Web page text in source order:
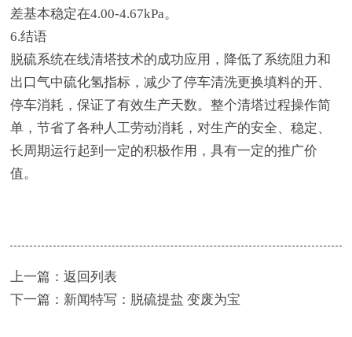
差基本稳定在4.00-4.67kPa。
6.结语
脱硫系统在线清塔技术的成功应用，降低了系统阻力和
出口气中硫化氢指标，减少了停车清洗更换填料的开、
停车消耗，保证了有效生产天数。整个清塔过程操作简
单，节省了各种人工劳动消耗，对生产的安全、稳定、
长周期运行起到一定的积极作用，具有一定的推广价
值。
上一篇：返回列表
下一篇： 新闻特写：脱硫提盐 变废为宝